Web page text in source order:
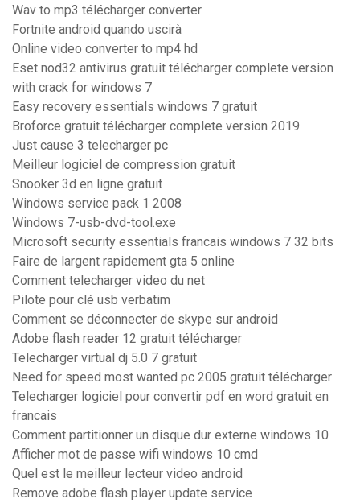
Wav to mp3 télécharger converter
Fortnite android quando uscirà
Online video converter to mp4 hd
Eset nod32 antivirus gratuit télécharger complete version
with crack for windows 7
Easy recovery essentials windows 7 gratuit
Broforce gratuit télécharger complete version 2019
Just cause 3 telecharger pc
Meilleur logiciel de compression gratuit
Snooker 3d en ligne gratuit
Windows service pack 1 2008
Windows 7-usb-dvd-tool.exe
Microsoft security essentials francais windows 7 32 bits
Faire de largent rapidement gta 5 online
Comment telecharger video du net
Pilote pour clé usb verbatim
Comment se déconnecter de skype sur android
Adobe flash reader 12 gratuit télécharger
Telecharger virtual dj 5.0 7 gratuit
Need for speed most wanted pc 2005 gratuit télécharger
Telecharger logiciel pour convertir pdf en word gratuit en
francais
Comment partitionner un disque dur externe windows 10
Afficher mot de passe wifi windows 10 cmd
Quel est le meilleur lecteur video android
Remove adobe flash player update service